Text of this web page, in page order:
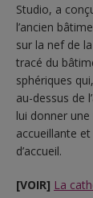
Studio, a
l’ancien
sur la nef de
tracé du
sphériques
au-dessus de
lui donner
accueillante
d’accueil.
[VOIR] La